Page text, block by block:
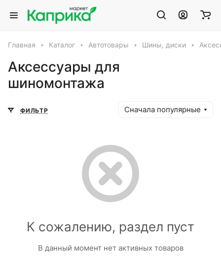
Главная Каталог Автотовары Шины, диски
Аксессуары для
шиномонтажа
ФИЛЬТР Сначала популярные
К сожалению, раздел пуст
В данный момент нет активных товаров